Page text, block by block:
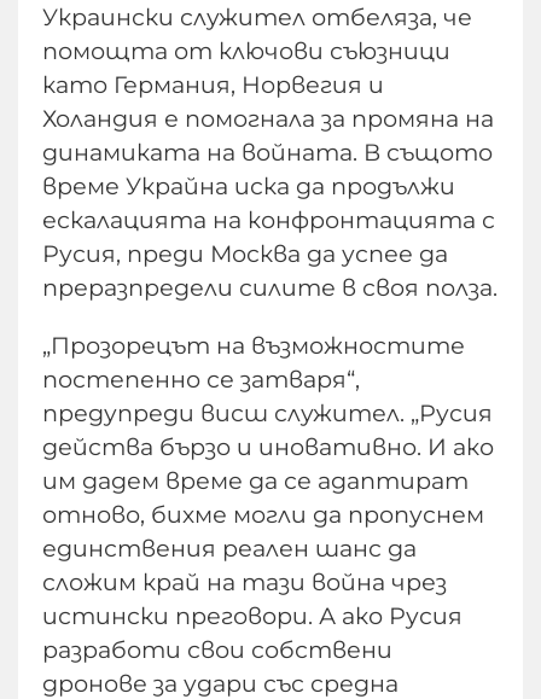
Украински служител отбеляза, че
помощта от ключови съюзници
като Германия, Норвегия и
Холандия е помогнала за промяна на
динамиката на войната. В същото
време Украйна иска да продължи
ескалацията на конфронтацията с
Русия, преди Москва да успее да
преразпредели силите в своя полза.
„Прозорецът на възможностите
постепенно се затваря“,
предупреди висш служител. „Русия
действа бързо и иновативно. И ако
им дадем време да се адаптират
отново, бихме могли да пропуснем
единствения реален шанс да
сложим край на тази война чрез
истински преговори. А ако Русия
разработи свои собствени
дронове за удари със средна